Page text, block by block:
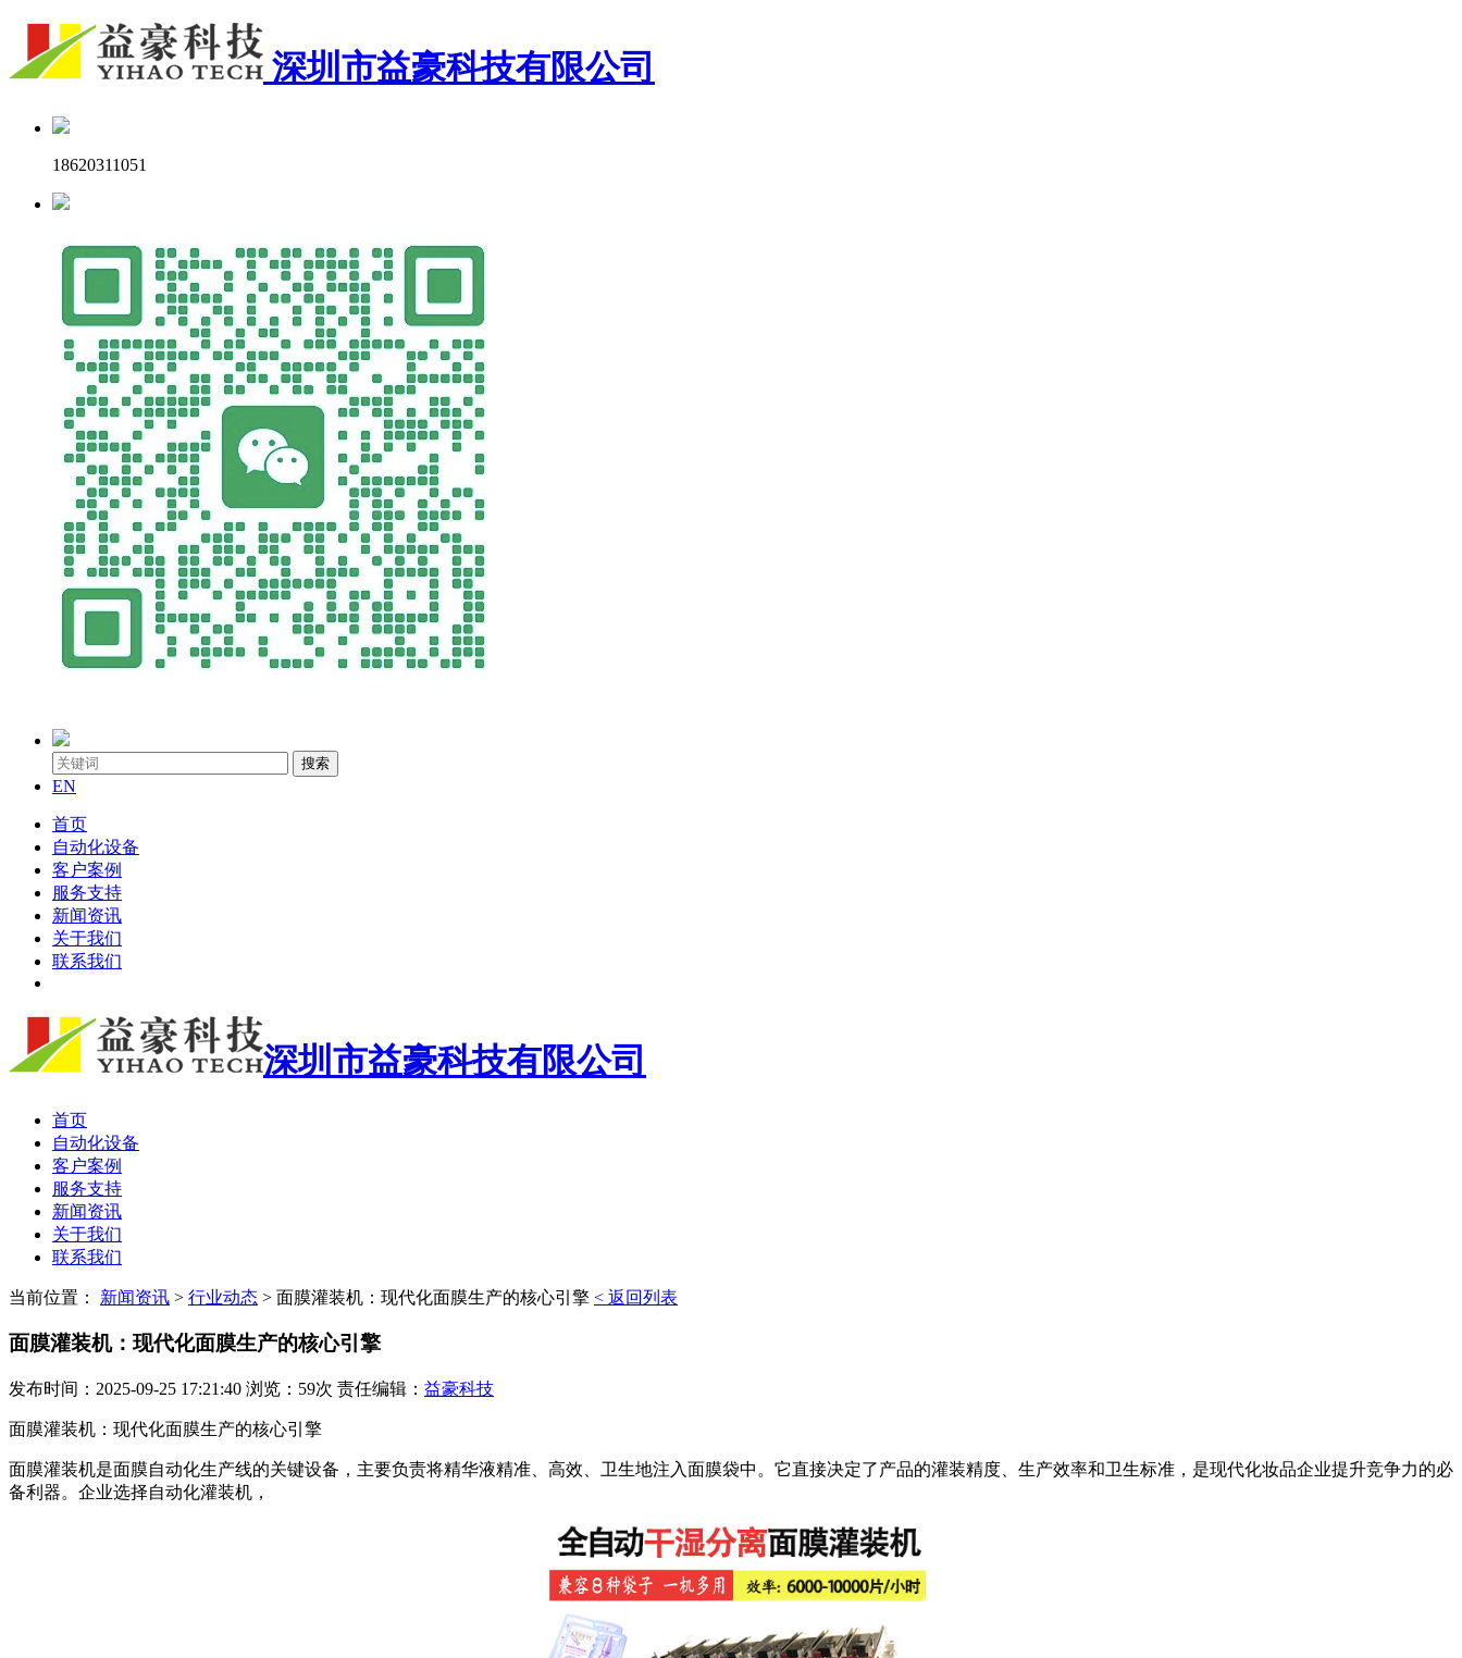
深圳市益豪科技有限公司
18620311051
搜索
EN
首页
自动化设备
客户案例
服务支持
新闻资讯
关于我们
联系我们
深圳市益豪科技有限公司
首页
自动化设备
客户案例
服务支持
新闻资讯
关于我们
联系我们
当前位置： 新闻资讯 > 行业动态 > 面膜灌装机：现代化面膜生产的核心引擎 < 返回列表
面膜灌装机：现代化面膜生产的核心引擎
发布时间：2025-09-25 17:21:40 浏览：59次 责任编辑： 益豪科技
面膜灌装机：现代化面膜生产的核心引擎
面膜灌装机是面膜自动化生产线的关键设备，主要负责将精华液精准、高效、卫生地注入面膜袋中。它直接决定了产品的灌装精度、生产效率和卫生标准，是现代化妆品企业提升竞争力的必
备利器。企业选择自动化灌装机，